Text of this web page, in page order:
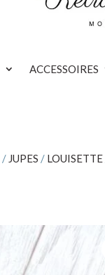
ACCESSOIRES
/ JUPES / LOUISETTE